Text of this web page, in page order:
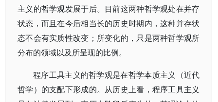
主义的哲学观发展于后。目前这两种哲学观处在并存
状态，而且在今后相当长的历史时期内，这种并存状
态不会有实质性改变；所变化的，只是两种哲学观所
分布的领域以及所呈现的比例。
程序工具主义的哲学观是在哲学本质主义（近代
哲学）的支配下形成的。从历史上看，程序工具主义